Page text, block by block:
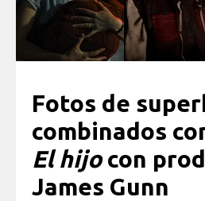
Fotos de
combinados
El hijocon
James Gunn